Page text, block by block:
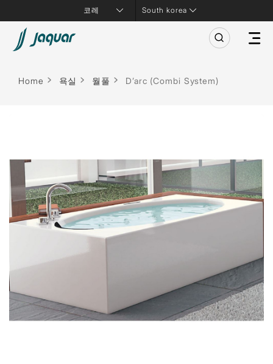
South korea
Home 욕실 월풀 D’arc (Combi System)